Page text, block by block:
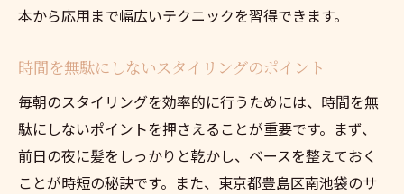
本から応用まで幅広いテクニックを習得できます。
時間を無駄にしないスタイリングのポイント
毎朝のスタイリングを効率的に行うためには、時間を無
駄にしないポイントを押さえることが重要です。まず、
前日の夜に髪をしっかりと乾かし、ベースを整えておく
ことが時短の秘訣です。また、東京都豊島区南池袋のサ